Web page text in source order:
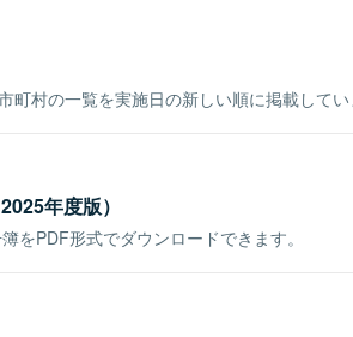
町村の一覧を実施日の新しい順に掲載してい
年度版）
をPDF形式でダウンロードできます。